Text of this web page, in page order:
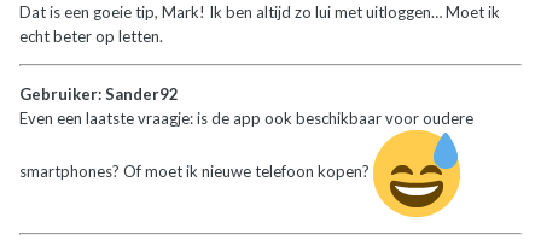
Dat is een goeie tip, Mark! Ik ben altijd zo lui met uitloggen… Moet ik
echt beter op letten.
Gebruiker: Sander92
Even een laatste vraagje: is de app ook beschikbaar voor oudere
smartphones? Of moet ik nieuwe telefoon kopen?